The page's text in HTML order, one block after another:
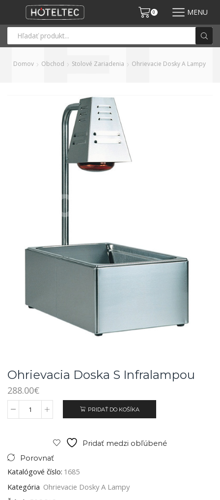
0 MENU
Domov Obchod Stolové Zariadenia Ohrievacie Dosky A Lampy
Ohrievacia Doska S Infralampou
288.00€
PRIDAŤ DO KOŠÍKA
Pridať medzi obľúbené
Porovnať
Katalógové číslo: 1685
Kategória Ohrievacie Dosky A Lampy